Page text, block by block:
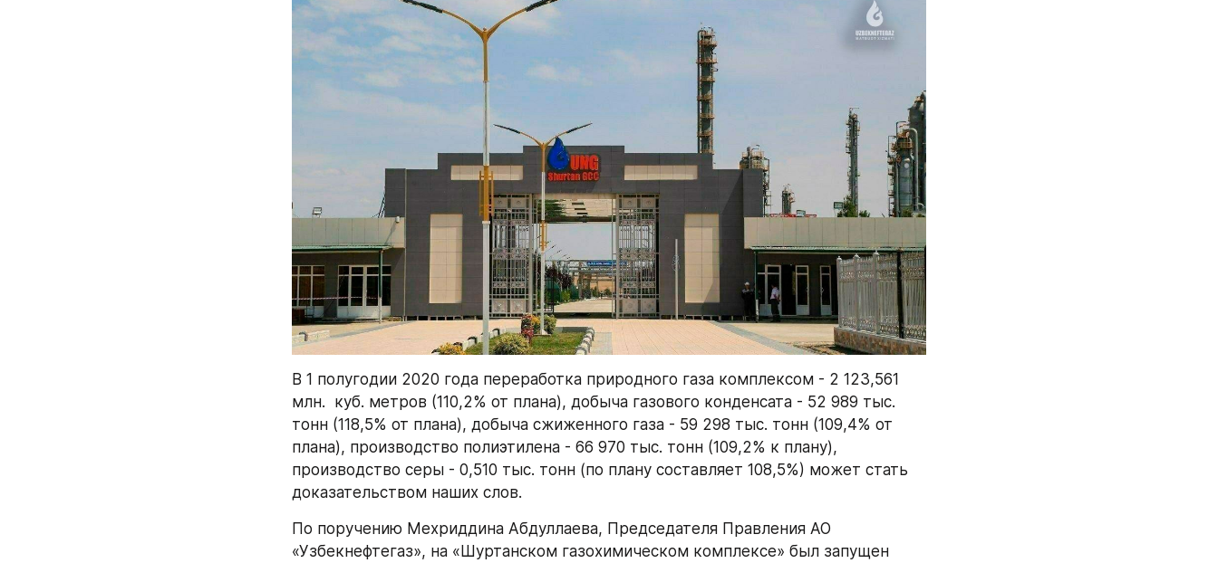
В 1 полугодии 2020 года переработка природного газа комплексом - 2 123,561
млн.  куб. метров (110,2% от плана), добыча газового конденсата - 52 989 тыс.
тонн (118,5% от плана), добыча сжиженного газа - 59 298 тыс. тонн (109,4% от
плана), производство полиэтилена - 66 970 тыс. тонн (109,2% к плану),
производство серы - 0,510 тыс. тонн (по плану составляет 108,5%) может стать
доказательством наших слов.
По поручению Мехриддина Абдуллаева, Председателя Правления АО
«Узбекнефтегаз», на «Шуртанском газохимическом комплексе» был запущен